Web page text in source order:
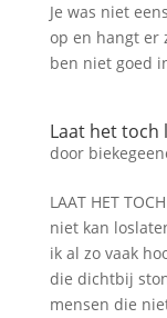
Je was niet
op en hangt er
ben niet goed
Laat het toch
door
LAAT HET
niet kan
ik al zo vaak
die dichtbij
mensen die